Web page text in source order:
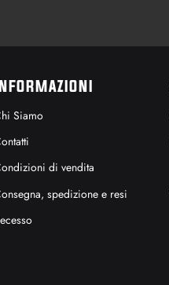
Siamo
di vendita
spedizione e resi